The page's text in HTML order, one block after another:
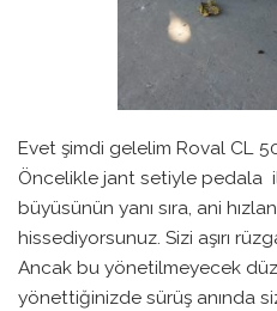
Evet şimdi gelelim Roval CL
Öncelikle jant setiyle pedala
büyüsünün yanı sıra, ani
hissediyorsunuz. Sizi aşırı
Ancak bu yönetilmeyecek
yönettiğinizde sürüş anında